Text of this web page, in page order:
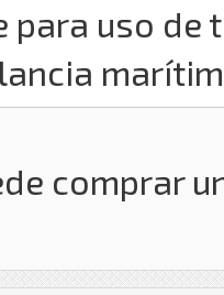
para uso de
comprar